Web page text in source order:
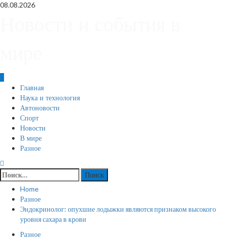
Skip
08.08.2026
Primary
Menu
Главная
Наука и технология
Автоновости
Спорт
Новости
В мире
Разное
Найти:
Home
Разное
Эндокринолог: опухшие лодыжки являются признаком высокого
уровня сахара в крови
Разное